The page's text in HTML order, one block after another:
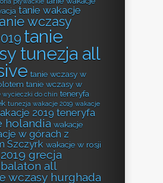
tanie wakacje
wczasy
tanie
tunezja all
tanie wczasy w
tanie wczasy w
wycieczki do chin teneryfa
tunezja wakacje 2019 wakacje
2019 teneryfa
holandia wakacje
w górach z
Szczyrk wakacje w rosji
grecja
all
wczasy hurghada